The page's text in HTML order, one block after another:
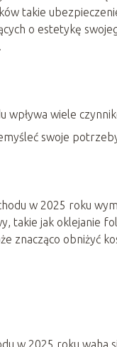
takie
o estetykę
wpływa wiele
swoje
w 2025 roku
takie jak oklejanie
znacząco obniżyć
w 2025 roku waha